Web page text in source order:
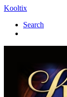
Kooltix
Search